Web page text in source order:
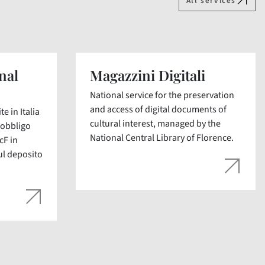
in Italia
in
deposito
Magazzini Digitali
National service for the preservation
and access of digital documents of
cultural interest, managed by the
National Central Library of Florence.